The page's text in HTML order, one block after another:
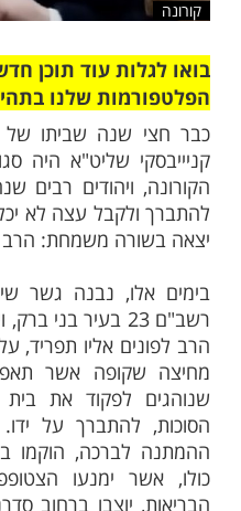
שלנו בתהילים
שנה שביתו של מרן,
שליט"א היה סגור
ויהודים רבים שנהגו
עצה לא יכלו
משמחת: הרב ישוב